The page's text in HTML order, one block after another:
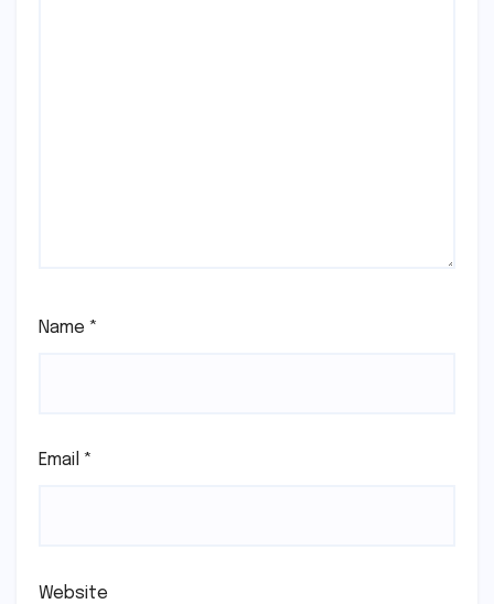
Name *
Email *
Website